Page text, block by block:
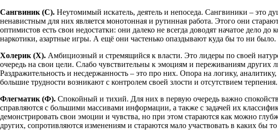
Сангвиник (С). Неутомимый искатель, деятель и непоседа. Сангвиники – это
ненавистным для них является монотонная и рутинная работа. Этого они
оптимистов есть свои недостатки: они далеко не всегда доводят начатое дело
наркотики, азартные игры. А ещё они частенько опаздывают куда бы то ни
Холерик (Х). Амбициозный и стремящийся к власти. Это лидеры по своей
очередь на свои цели. Слабо чувствительны к эмоциям и переживаниям
Раздражительность и несдержанность – это про них. Опора на логику,
большие трудности возникают с контролем своей злости и отсутствием
Флегматик (Ф). Спокойный и тихий. Для них в первую очередь важно
справляются с большими массивами информации, а также с задачей их
демонстрировать свои эмоции и чувства, но при этом стараются как можно
других, сопротивляются изменениям и стараются мало участвовать в каких бы